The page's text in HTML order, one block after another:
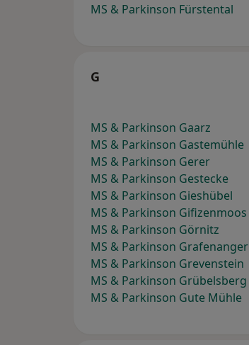
MS & Parkinson Fürstental
G
MS & Parkinson Gaarz
MS & Parkinson Gastemühle
MS & Parkinson Gerer
MS & Parkinson Gestecke
MS & Parkinson Gieshübel
MS & Parkinson Gifizenmoos
MS & Parkinson Görnitz
MS & Parkinson Grafenanger
MS & Parkinson Grevenstein
MS & Parkinson Grübelsberg
MS & Parkinson Gute Mühle